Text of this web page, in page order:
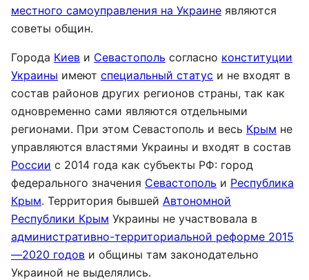
местного самоуправления на Украине являются
советы общин.
Города Киев и Севастополь согласно конституции
Украины имеют специальный статус и не входят в
состав районов других регионов страны, так как
одновременно сами являются отдельными
регионами. При этом Севастополь и весь Крым не
управляются властями Украины и входят в состав
России с 2014 года как субъекты РФ: город
федерального значения Севастополь и Республика
Крым. Территория бывшей Автономной
Республики Крым Украины не участвовала в
административно-территориальной реформе 2015
—2020 годов и общины там законодательно
Украиной не выделялись.